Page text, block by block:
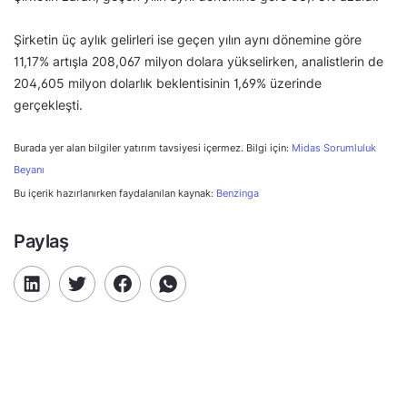
Şirketin üç aylık gelirleri ise geçen yılın aynı dönemine göre
11,17% artışla 208,067 milyon dolara yükselirken, analistlerin de
204,605 milyon dolarlık beklentisinin 1,69% üzerinde
gerçekleşti.
Burada yer alan bilgiler yatırım tavsiyesi içermez. Bilgi için: Midas Sorumluluk
Beyanı
Bu içerik hazırlanırken faydalanılan kaynak: Benzinga
Paylaş